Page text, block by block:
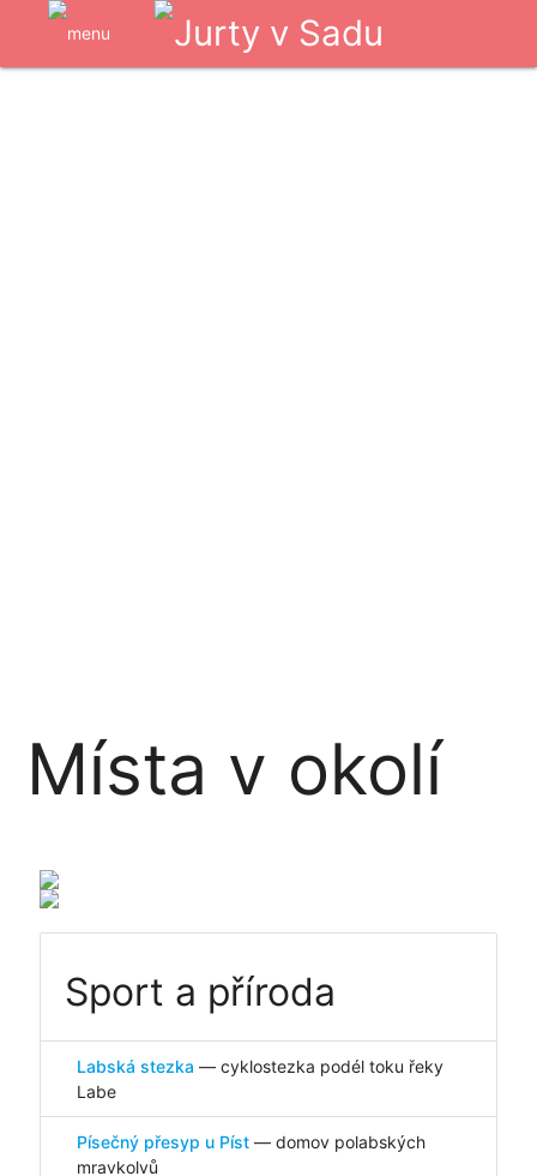
Místa v okolí
Sport a příroda
Labská stezka — cyklostezka podél toku řeky
Labe
Písečný přesyp u Píst— domov polabských
mravkolvů